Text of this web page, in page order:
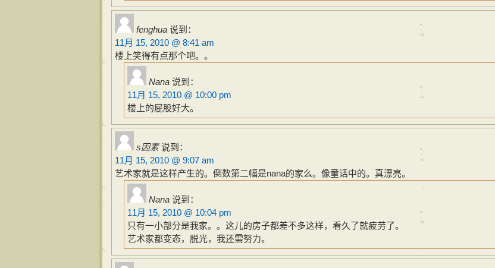
fenghua 说到：
11月 15, 2010 @ 8:41 am
楼上笑得有点那个吧。。
Nana 说到：
11月 15, 2010 @ 10:00 pm
楼上的屁股好大。
s因素 说到：
11月 15, 2010 @ 9:07 am
艺术家就是这样产生的。倒数第二幅是nana的家么。像童话中的。真漂亮。
Nana 说到：
11月 15, 2010 @ 10:04 pm
只有一小部分是我家。。这儿的房子都差不多这样，看久了就疲劳了。
艺术家都变态，脱光，我还需努力。